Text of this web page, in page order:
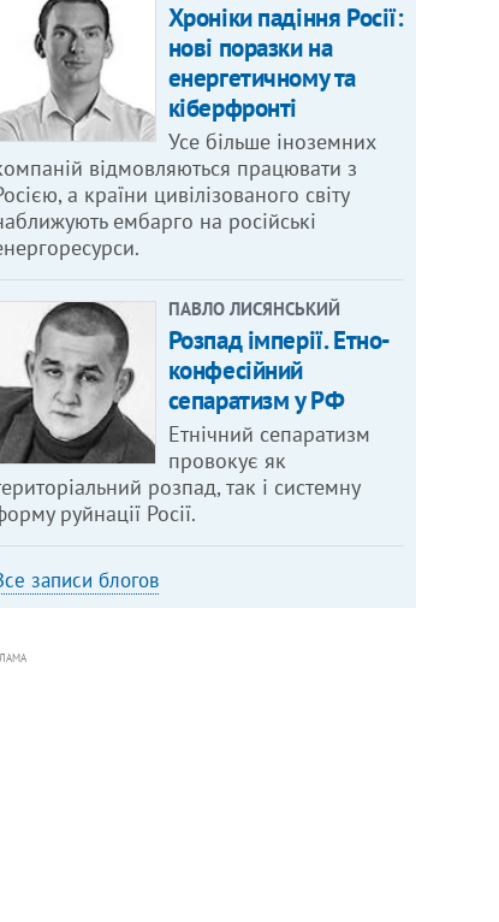
Хроніки падіння Росії:
нові поразки на
енергетичному та
кіберфронті
Усе більше іноземних
відмовляються працювати з
а країни цивілізованого світу
ембарго на російські
ПАВЛО ЛИСЯНСЬКИЙ
Розпад імперії. Етно-
конфесійний
сепаратизм у РФ
Етнічний сепаратизм
провокує як
розпад, так і системну
руйнації Росії.
записи блогов